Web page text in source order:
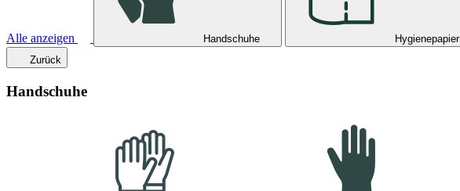
Alle anzeigen Handschuhe Hygienepapier
Zurück
Handschuhe